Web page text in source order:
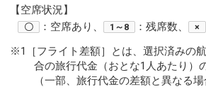
【空席状況】
〇 ：空席あり、 1～8 ：残席数、 ×
※1［フライト差額］とは、選択済みの
合の旅行代金（おとな1人あたり）
（一部、旅行代金の差額と異なる場